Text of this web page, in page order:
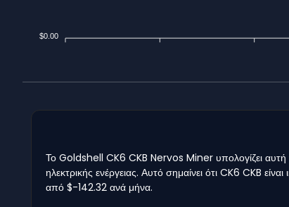
$0.00
Το Goldshell CK6 CKB Nervos Miner υπολογίζει αυτή
ηλεκτρικής ενέργειας. Αυτό σημαίνει ότι CK6 CKB
από $-142.32 ανά μήνα.